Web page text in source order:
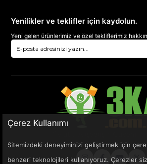
Yenilikler ve teklifler için kaydolun.
Yeni gelen ürünlerimiz ve özel tekliflerimiz
Çerez Kullanımı
Sitemizdeki deneyiminizi geliştirmek için
benzeri teknolojileri kullanıyoruz. Çerezler